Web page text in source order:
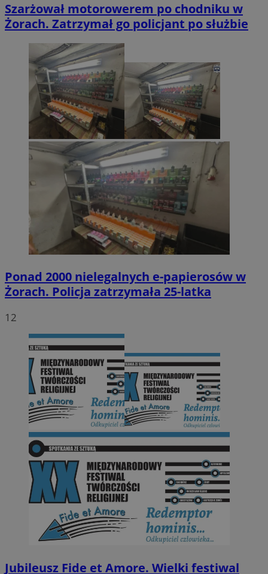
Szarżował motorowerem po chodniku w
Żorach. Zatrzymał go policjant po służbie
Ponad 2000 nielegalnych e-papierosów w
Żorach. Policja zatrzymała 25-latka
12
Jubileusz Fide et Amore. Wielki festiwal